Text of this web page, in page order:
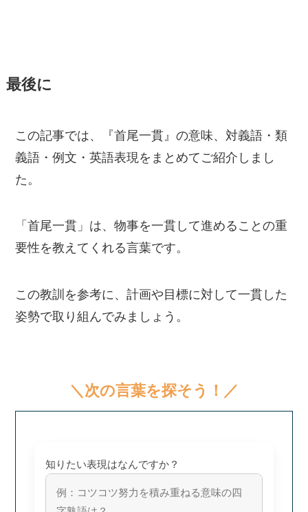
最後に
この記事では、『首尾一貫』の意味、対義語・類
義語・例文・英語表現をまとめてご紹介しまし
た。
「首尾一貫」は、物事を一貫して進めることの重
要性を教えてくれる言葉です。
この教訓を参考に、計画や目標に対して一貫した
姿勢で取り組んでみましょう。
＼次の言葉を探そう！／
知りたい表現はなんですか？